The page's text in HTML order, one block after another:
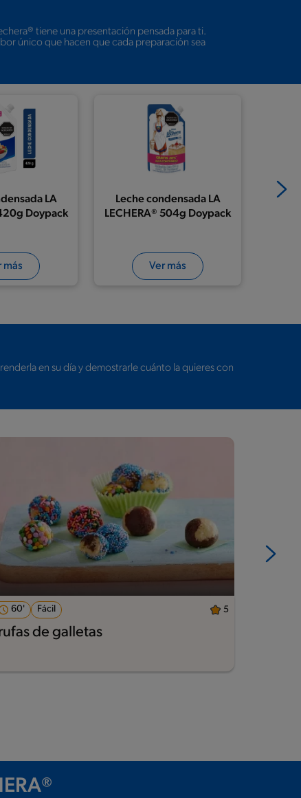
tiene una presentación pensada para ti.
único que hacen que cada preparación sea
LA
Doypack
más
Leche condensada LA
LECHERA® 504g Doypack
Ver más
en su día y demostrarle cuánto la quieres con
60' Fácil 5
de galletas